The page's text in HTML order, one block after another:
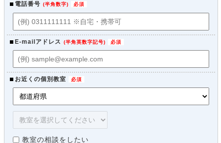
電話番号 (半角数字)
E-mailアドレス (半角英数字記号)
お近くの個別教室
教室の相談をしたい